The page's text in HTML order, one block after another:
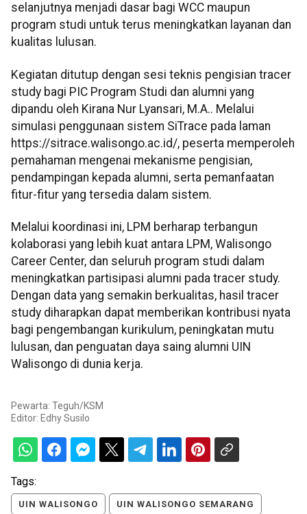
selanjutnya menjadi dasar bagi WCC maupun
program studi untuk terus meningkatkan layanan dan
kualitas lulusan.
Kegiatan ditutup dengan sesi teknis pengisian tracer
study bagi PIC Program Studi dan alumni yang
dipandu oleh Kirana Nur Lyansari, M.A.. Melalui
simulasi penggunaan sistem SiTrace pada laman
https://sitrace.walisongo.ac.id/, peserta memperoleh
pemahaman mengenai mekanisme pengisian,
pendampingan kepada alumni, serta pemanfaatan
fitur-fitur yang tersedia dalam sistem.
Melalui koordinasi ini, LPM berharap terbangun
kolaborasi yang lebih kuat antara LPM, Walisongo
Career Center, dan seluruh program studi dalam
meningkatkan partisipasi alumni pada tracer study.
Dengan data yang semakin berkualitas, hasil tracer
study diharapkan dapat memberikan kontribusi nyata
bagi pengembangan kurikulum, peningkatan mutu
lulusan, dan penguatan daya saing alumni UIN
Walisongo di dunia kerja.
Pewarta: Teguh/KSM
Editor: Edhy Susilo
Tags:
UIN WALISONGO UIN WALISONGO SEMARANG